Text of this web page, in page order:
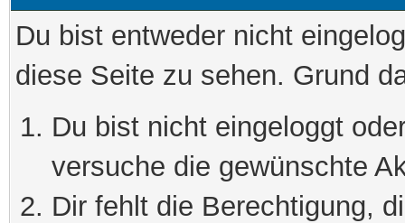
Du bist entweder nicht
diese Seite zu sehen. Grund
Du bist nicht eingeloggt
versuche die gewünschte
Dir fehlt die Berechtigung,